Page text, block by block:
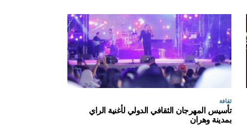
ثقافة
تأسيس المهرجان الثقافي الدولي لأغنية الراي
بمدينة وهران